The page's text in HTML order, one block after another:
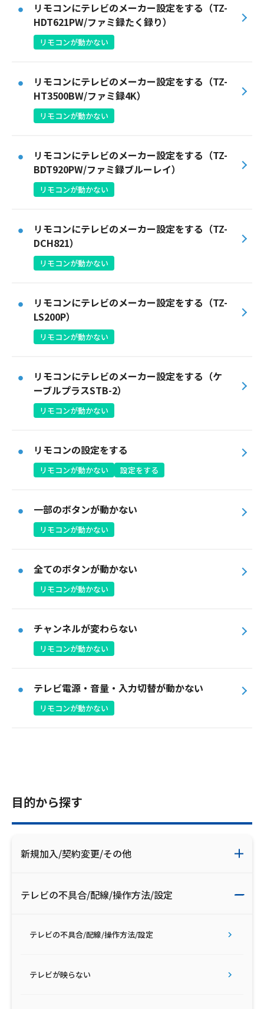
おトクなプラン
パンフレット・チラシ
会社案内
お知らせ
サイトマップ
ウェブサイトのご利用について
安全・安心マーク
安全・安心ガイド
情報セキュリティ基本方針
ご利用約款・重要事項説明書
広告掲載のご案内
目的から探す
新規加入/契約変更/その他
テレビの不具合/配線/操作方法/設定
テレビの不具合/配線/操作方法/設定
テレビが映らない
リモコンにテレビのメーカー設定をする（TZ-
HDT621PW/ファミ録たく録り）
リモコンが動かない
リモコンにテレビのメーカー設定をする（TZ-
HT3500BW/ファミ録4K）
リモコンが動かない
リモコンにテレビのメーカー設定をする（TZ-
BDT920PW/ファミ録ブルーレイ）
リモコンが動かない
リモコンにテレビのメーカー設定をする（TZ-
DCH821）
リモコンが動かない
リモコンにテレビのメーカー設定をする（TZ-
LS200P）
リモコンが動かない
リモコンにテレビのメーカー設定をする（ケ
ーブルプラスSTB-2）
リモコンが動かない
リモコンの設定をする
リモコンが動かない 設定をする
一部のボタンが動かない
リモコンが動かない
全てのボタンが動かない
リモコンが動かない
チャンネルが変わらない
リモコンが動かない
テレビ電源・音量・入力切替が動かない
リモコンが動かない